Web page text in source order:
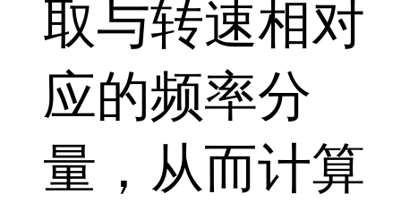
取与转速相对
应的频率分
量，从而计算